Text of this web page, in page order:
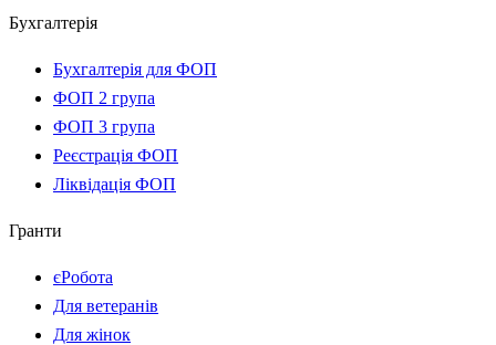
Бухгалтерія
Бухгалтерія для ФОП
ФОП 2 група
ФОП 3 група
Реєстрація ФОП
Ліквідація ФОП
Гранти
єРобота
Для ветеранів
Для жінок